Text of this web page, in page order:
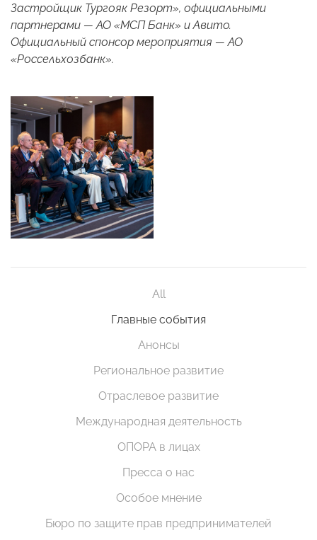
Застройщик Тургояк Резорт», официальными
партнерами — АО «МСП Банк» и Авито.
Официальный спонсор мероприятия — АО
«Россельхозбанк».
All
Главные события
Анонсы
Региональное развитие
Отраслевое развитие
Международная деятельность
ОПОРА в лицах
Пресса о нас
Особое мнение
Бюро по защите прав предпринимателей